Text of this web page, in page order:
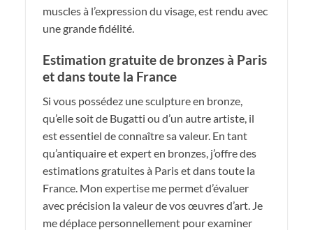
muscles à l’expression du visage, est rendu avec
une grande fidélité.
Estimation gratuite de bronzes à Paris
et dans toute la France
Si vous possédez une sculpture en bronze,
qu’elle soit de Bugatti ou d’un autre artiste, il
est essentiel de connaître sa valeur. En tant
qu’antiquaire et expert en bronzes, j’offre des
estimations gratuites à Paris et dans toute la
France. Mon expertise me permet d’évaluer
avec précision la valeur de vos œuvres d’art. Je
me déplace personnellement pour examiner